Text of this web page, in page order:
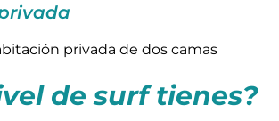
privada de dos camas
de surf tienes?